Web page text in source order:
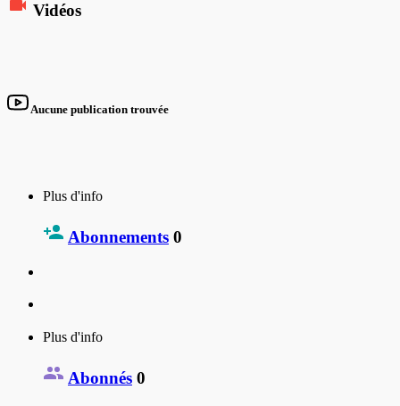
Vidéos
Aucune publication trouvée
Plus d'info
Abonnements 0
Plus d'info
Abonnés 0